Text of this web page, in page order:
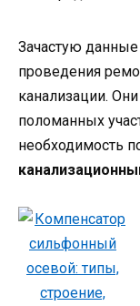
Зачастую
проведения
канализации.
поломанных
необходимость